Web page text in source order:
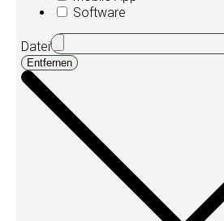
Software
Datei
Entfernen